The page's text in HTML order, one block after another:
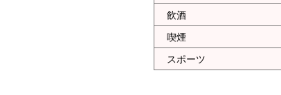
飲酒
喫煙
スポーツ